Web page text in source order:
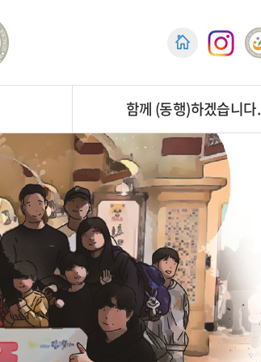
함께 (동행)하겠습니다.